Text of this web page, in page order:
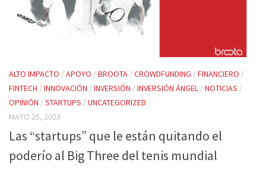
ALTO IMPACTO /APOYO /BROOTA /CROWDFUNDING /FINANCIERO /
FINTECH /INNOVACIÓN /INVERSIÓN /INVERSIÓN ÁNGEL /NOTICIAS /
OPINIÓN /STARTUPS /UNCATEGORIZED
MAYO 25, 2023
Las “startups” que le están quitando el
poderío al Big Three del tenis mundial